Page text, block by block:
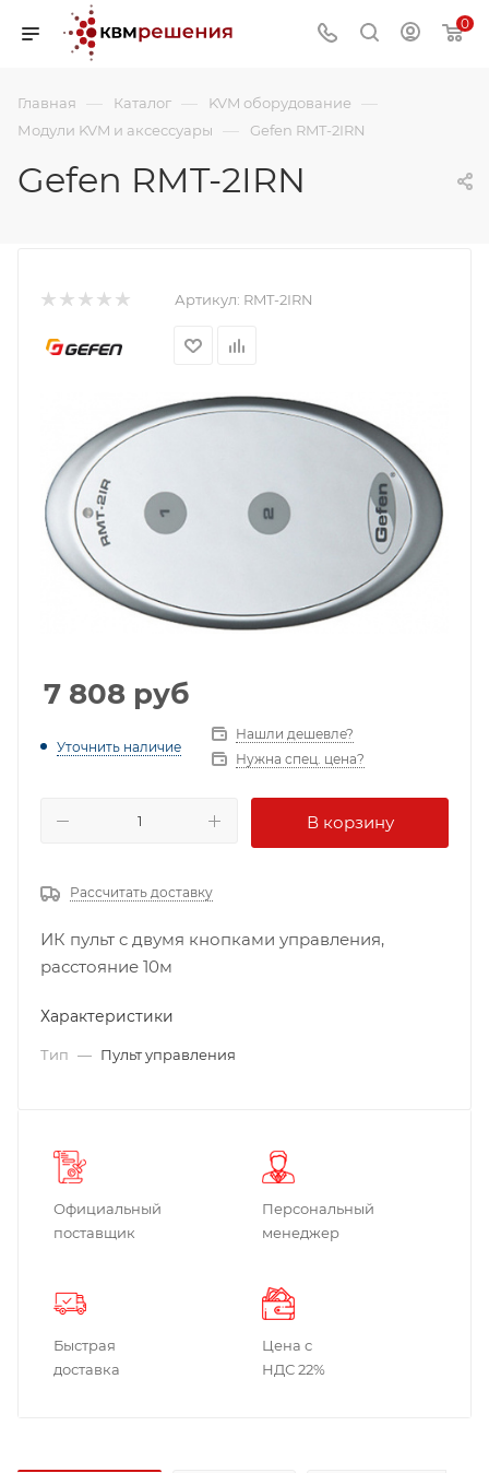
0
Главная — Каталог — KVM оборудование —
Модули KVM и аксессуары — Gefen RMT-2IRN
Gefen RMT-2IRN
Артикул: RMT-2IRN
7 808 руб
Уточнить наличие
Нашли дешевле?
Нужна спец. цена?
В корзину
Рассчитать доставку
ИК пульт c двумя кнопками управления,
расстояние 10м
Характеристики
Тип — Пульт управления
Официальный
поставщик
Персональный
менеджер
Быстрая
доставка
Цена с
НДС 22%